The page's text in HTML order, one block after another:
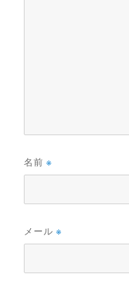
名前※
メール※